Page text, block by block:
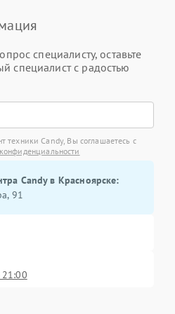
специалисту, оставьте
специалист с радостью
техники Candy, Вы соглашаетесь с
Candy в Красноярске:
91